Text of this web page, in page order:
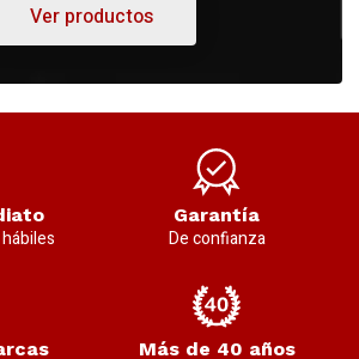
Ver productos
Garantía
De confianza
Más de 40 años